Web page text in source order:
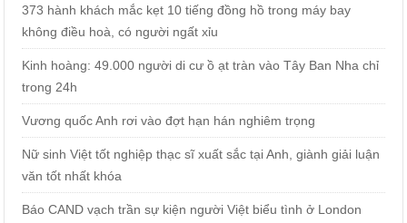
373 hành khách mắc kẹt 10 tiếng đồng hồ trong máy bay
không điều hoà, có người ngất xỉu
Kinh hoàng: 49.000 người di cư ồ ạt tràn vào Tây Ban Nha chỉ
trong 24h
Vương quốc Anh rơi vào đợt hạn hán nghiêm trọng
Nữ sinh Việt tốt nghiệp thạc sĩ xuất sắc tại Anh, giành giải luận
văn tốt nhất khóa
Báo CAND vạch trần sự kiện người Việt biểu tình ở London